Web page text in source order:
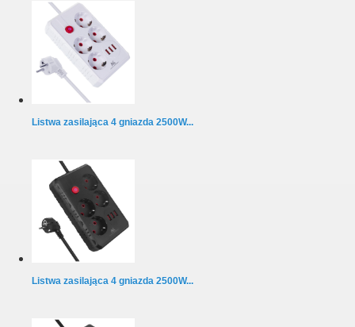
Listwa zasilająca 4 gniazda 2500W...
Listwa zasilająca 4 gniazda 2500W...